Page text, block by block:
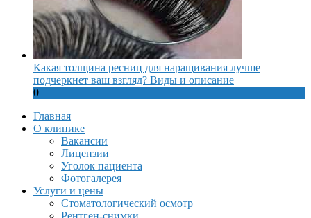
Какая толщина ресниц для наращивания лучше
подчеркнет ваш взгляд? Виды и описание
0
Главная
О клинике
Вакансии
Лицензии
Уголок пациента
Фотогалерея
Услуги и цены
Стоматологический осмотр
Рентген-снимки